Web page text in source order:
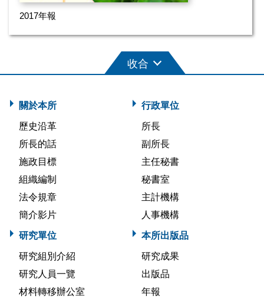
2017年報
關於本所
歷史沿革
所長的話
施政目標
組織編制
法令規章
簡介影片
行政單位
所長
副所長
主任秘書
秘書室
主計機構
人事機構
研究單位
研究組別介紹
研究人員一覽
材料轉移辦公室
本所出版品
研究成果
出版品
年報